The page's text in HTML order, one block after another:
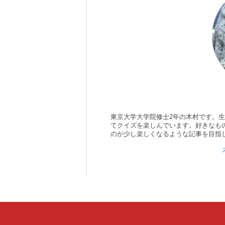
東京大学大学院修士2年の木村です。
てクイズを楽しんでいます。好きな
のが少し楽しくなるような記事を目指